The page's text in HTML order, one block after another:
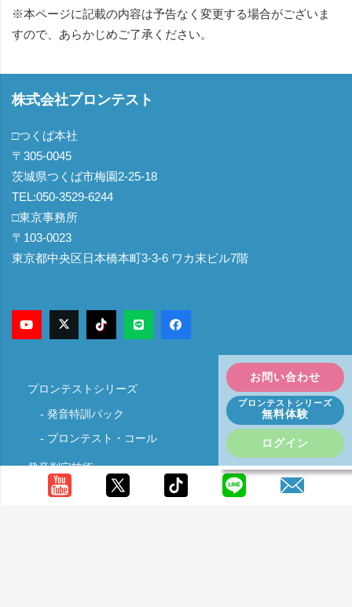
※本ページに記載の内容は予告なく変更する場合がございま
すので、あらかじめご了承ください。
株式会社プロンテスト
□つくば本社
〒305-0045
茨城県つくば市梅園2-25-18
TEL:050-3529-6244
□東京事務所
〒103-0023
東京都中央区日本橋本町3-3-6 ワカ末ビル7階
プロンテストシリーズ
発音特訓パック
プロンテスト・コール
発音判定技術
発音力の効果
お問い合わせ
プロンテストシリーズ
無料体験
ログイン